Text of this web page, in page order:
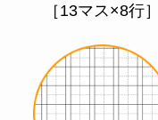
［13マス×8行］